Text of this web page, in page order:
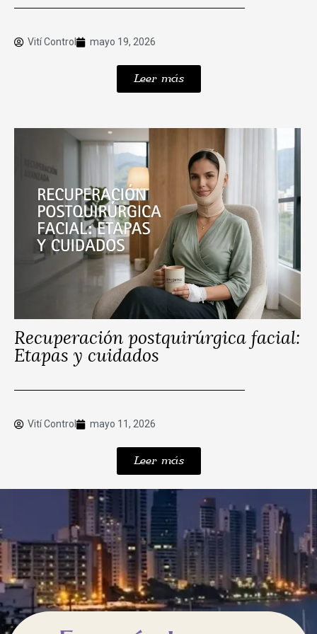
Vití Control mayo 19, 2026
Leer más
Recuperación postquirúrgica facial:
Etapas y cuidados
Vití Control mayo 11, 2026
Leer más